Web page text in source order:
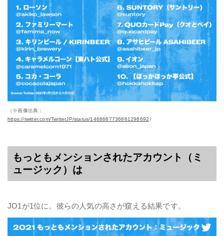
（※画像出典：
https://twitter.com/TwitterJP/status/1468687736861298692）
もっともメンションされたアカウント（ミ
ュージック）は
JO1が1位に。彼らの人気の高さが窺える結果です。